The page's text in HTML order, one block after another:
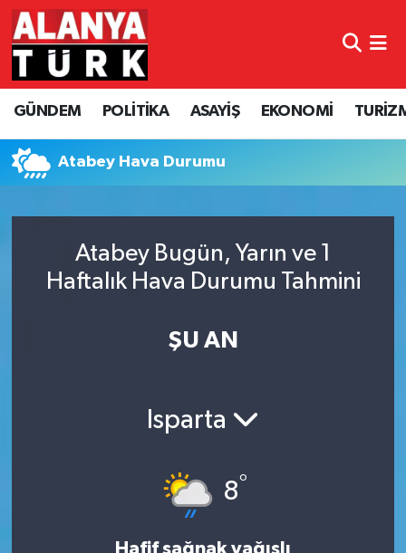
GÜNDEM POLİTİKA ASAYİŞ EKONOMİ
Atabey Hava Durumu
Atabey Bugün, Yarın ve 1
Haftalık Hava Durumu Tahmini
ŞU AN
Isparta
8°
GÜNDEM
POLİTİKA
ASAYİŞ
TURİZM
Nöbetçi Eczaneler
Hava Durumu
Namaz Vakitleri
Süper Lig Puan Durumu ve Fikstür
Son Dakika Haberleri